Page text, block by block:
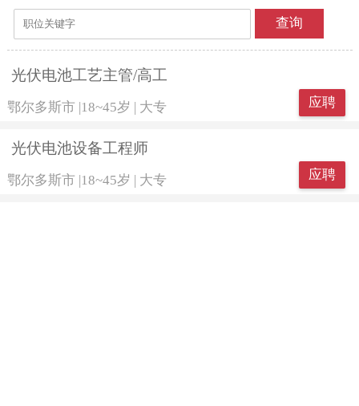
查询
光伏电池工艺主管/高工
鄂尔多斯市 18~45岁 大专 应聘
光伏电池设备工程师
鄂尔多斯市 |18~45岁 | 大专 应聘